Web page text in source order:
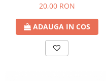
20,00 RON
ADAUGA IN COS